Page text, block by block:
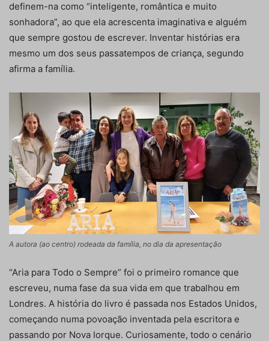
definem-na como “inteligente, romântica e muito
sonhadora”, ao que ela acrescenta imaginativa e alguém
que sempre gostou de escrever. Inventar histórias era
mesmo um dos seus passatempos de criança, segundo
afirma a família.
A autora (ao centro) rodeada da família, no dia da apresentação
“Aria para Todo o Sempre” foi o primeiro romance que
escreveu, numa fase da sua vida em que trabalhou em
Londres. A história do livro é passada nos Estados Unidos,
começando numa povoação inventada pela escritora e
passando por Nova Iorque. Curiosamente, todo o cenário